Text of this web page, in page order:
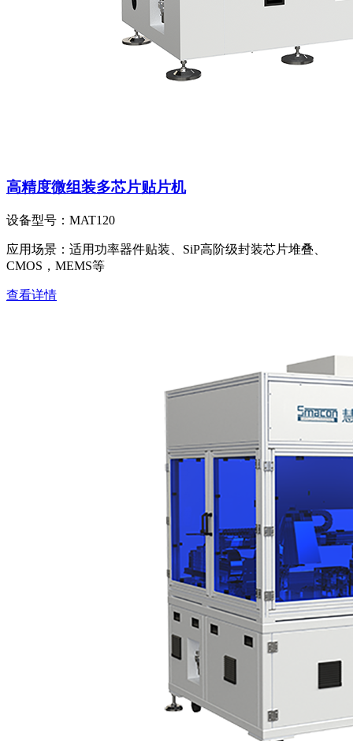
高精度微组装多芯片贴片机
设备型号： MAT120
应用场景： 适用功率器件贴装、SiP高阶级封装芯片堆叠、
CMOS，MEMS等
查看详情